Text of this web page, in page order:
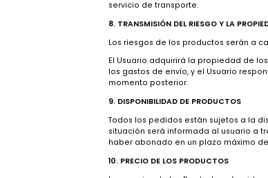
El servicio de armado no está
Los servicios de armado y
El servicio de armado se
importante tener actualizados
7. IMPOSIBILIDAD DE ENTREGA
En caso de que no fuese
este último, tras dos (2)
servicio de transporte.
8. TRANSMISIÓN DEL RIESGO Y LA